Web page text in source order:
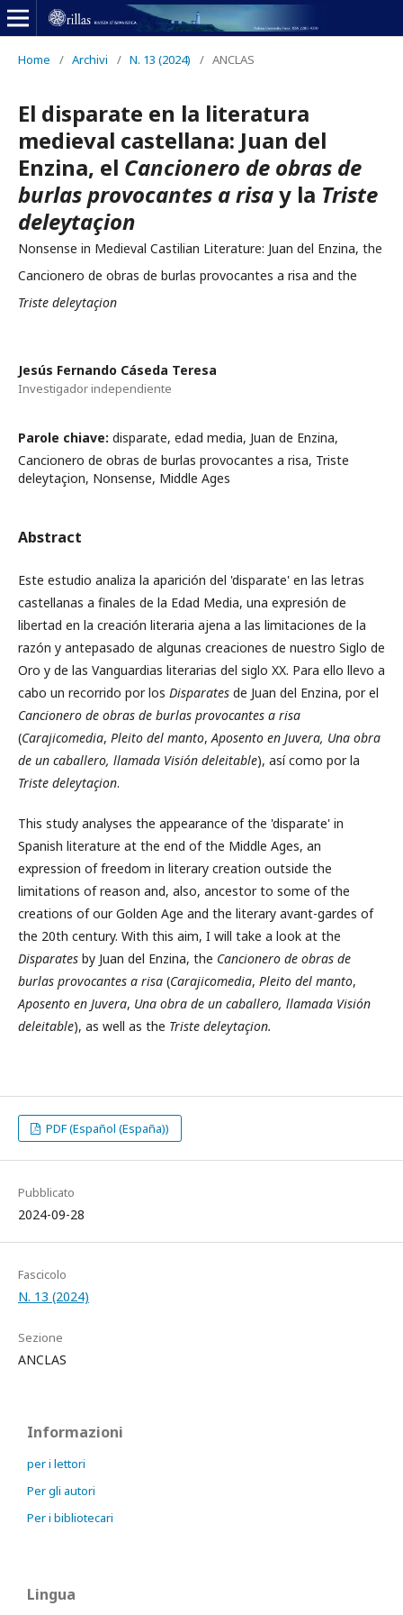
Home / Archivi / N. 13 (2024) / ANCLAS
El disparate en la literatura
medieval castellana: Juan del
Enzina, el Cancionero de obras de
burlas provocantes a risay la Triste
deleytaçion
Nonsense in Medieval Castilian Literature: Juan del Enzina, the
Cancionero de obras de burlas provocantes a risa and the
Triste deleytaçion
Jesús Fernando Cáseda Teresa
Investigador independiente
Parole chiave: disparate, edad media, Juan de Enzina,
Cancionero de obras de burlas provocantes a risa, Triste
deleytaçion, Nonsense, Middle Ages
Abstract
Este estudio analiza la aparición del 'disparate' en las letras
castellanas a finales de la Edad Media, una expresión de
libertad en la creación literaria ajena a las limitaciones de la
razón y antepasado de algunas creaciones de nuestro Siglo de
Oro y de las Vanguardias literarias del siglo XX. Para ello llevo a
cabo un recorrido por los Disparates de Juan del Enzina, por el
Cancionero de obras de burlas provocantes a risa
(Carajicomedia, Pleito del manto, Aposento en Juvera, Una obra
de un caballero, llamada Visión deleitable), así como por la
Triste deleytaçion.
This study analyses the appearance of the 'disparate' in
Spanish literature at the end of the Middle Ages, an
expression of freedom in literary creation outside the
limitations of reason and, also, ancestor to some of the
creations of our Golden Age and the literary avant-gardes of
the 20th century. With this aim, I will take a look at the
Disparates by Juan del Enzina, the Cancionero de obras de
burlas provocantes a risa (Carajicomedia, Pleito del manto,
Aposento en Juvera, Una obra de un caballero, llamada Visión
deleitable), as well as the Triste deleytaçion.
PDF (Español (España))
Pubblicato
2024-09-28
Fascicolo
N. 13 (2024)
Sezione
ANCLAS
Informazioni
per i lettori
Per gli autori
Per i bibliotecari
Lingua